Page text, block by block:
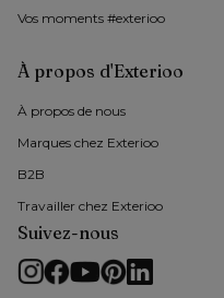
Vos moments #exterioo
À propos d'Exterioo
À propos de nous
Marques chez Exterioo
B2B
Travailler chez Exterioo
Suivez-nous